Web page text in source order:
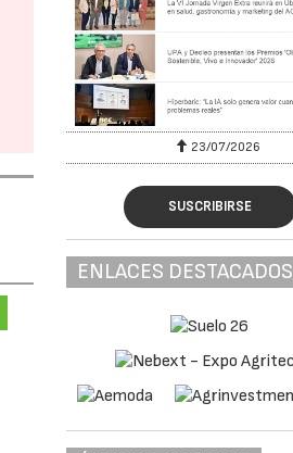
23/07/2026
SUSCRIBIRSE
ENLACES DESTACADOS